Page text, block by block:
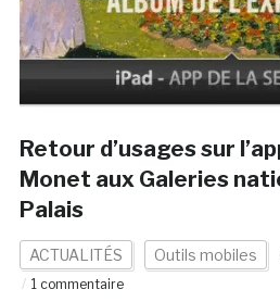
Retour d’usages sur
Monet aux Galeries
Palais
ACTUALITÉS Outils mobiles
1 commentaire